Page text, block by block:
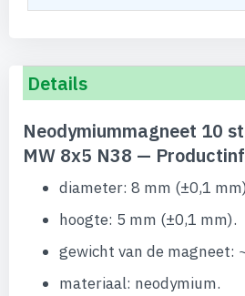
Details
Neodymiummagneet 10
MW 8x5 N38 —
diameter: 8 mm (±0,1
hoogte: 5 mm (±0,1 mm).
gewicht van de magneet:
materiaal: neodymium.